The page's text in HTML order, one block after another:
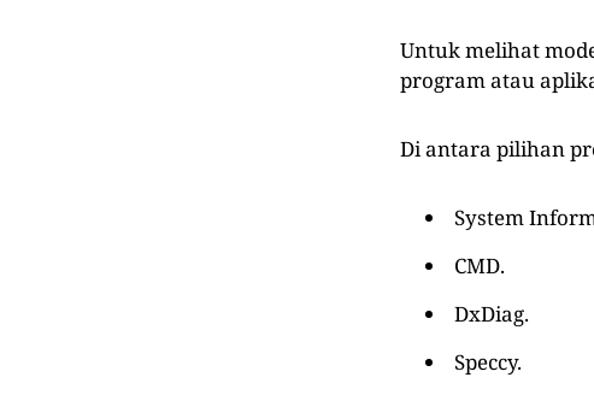
Untuk melihat
program atau
Di antara pilihan
System
CMD.
DxDiag.
Speccy.